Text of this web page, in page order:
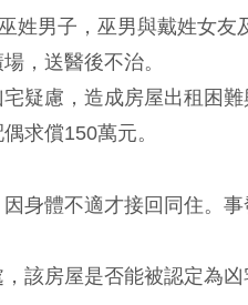
姓男子，巫男與戴姓女友
，送醫後不治。
疑慮，造成房屋出租困
求償150萬元。
身體不適才接回同住。
該房屋是否能被認定為凶